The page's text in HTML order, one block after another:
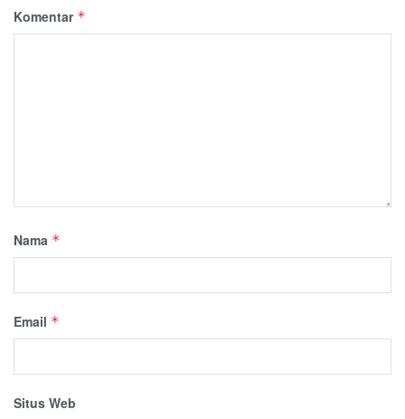
Komentar *
Nama *
Email *
Situs Web